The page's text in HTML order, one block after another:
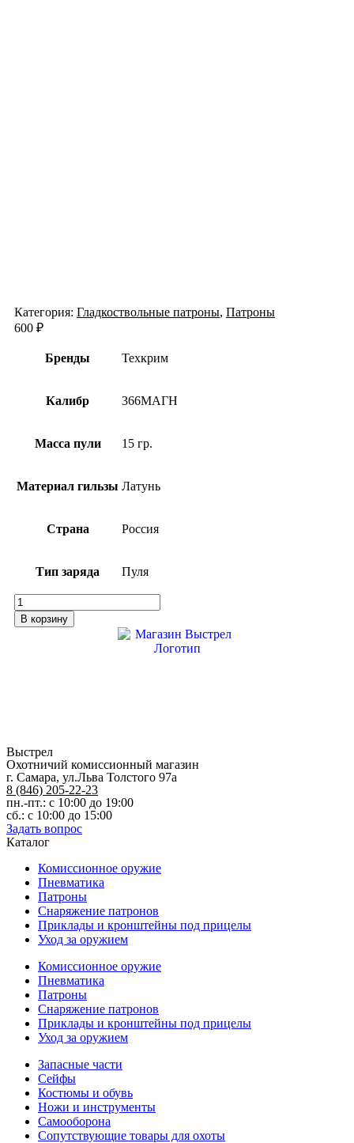
Категория: Гладкоствольные патроны, Патроны
600 ₽
Бренды Техкрим
Калибр 366МАГН
Масса пули 15 гр.
Материал гильзы Латунь
Страна Россия
Тип заряда Пуля
Количество
товара
Патрон
В корзину
Выстрел
Охотничий комиссионный магазин
г. Самара, ул.Льва Толстого 97а
8 (846) 205-22-23
пн.-пт.: с 10:00 до 19:00
сб.: с 10:00 до 15:00
Задать вопрос
Каталог
Комиссионное оружие
Пневматика
Патроны
Снаряжение патронов
Приклады и кронштейны под прицелы
Уход за оружием
Комиссионное оружие
Пневматика
Патроны
Снаряжение патронов
Приклады и кронштейны под прицелы
Уход за оружием
Запасные части
Сейфы
Костюмы и обувь
Ножи и инструменты
Самооборона
Сопутствующие товары для охоты